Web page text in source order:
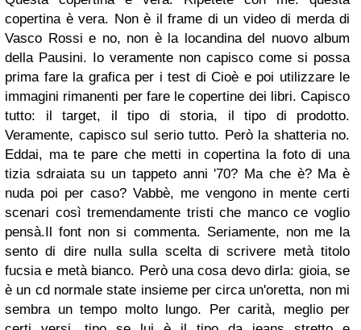
copertina è vera. Non è il frame di un video di merda di
Vasco Rossi e no, non è la locandina del nuovo album
della Pausini. Io veramente non capisco come si possa
prima fare la grafica per i test di Cioè e poi utilizzare le
immagini rimanenti per fare le copertine dei libri. Capisco
tutto: il target, il tipo di storia, il tipo di prodotto.
Veramente, capisco sul serio tutto. Però la shatteria no.
Eddai, ma te pare che metti in copertina la foto di una
tizia sdraiata su un tappeto anni '70? Ma che è? Ma è
nuda poi per caso? Vabbè, me vengono in mente certi
scenari così tremendamente tristi che manco ce voglio
pensà.Il font non si commenta. Seriamente, non me la
sento di dire nulla sulla scelta di scrivere metà titolo
fucsia e metà bianco. Però una cosa devo dirla: gioia, se
è un cd normale state insieme per circa un'oretta, non mi
sembra un tempo molto lungo. Per carità, meglio per